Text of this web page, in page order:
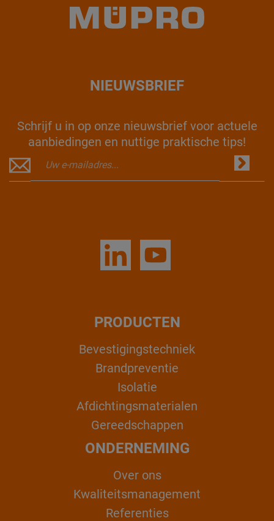
NIEUWSBRIEF
Schrijf u in op onze nieuwsbrief voor actuele
aanbiedingen en nuttige praktische tips!
PRODUCTEN
Bevestigingstechniek
Brandpreventie
Isolatie
Afdichtingsmaterialen
Gereedschappen
ONDERNEMING
Over ons
Kwaliteitsmanagement
Referenties